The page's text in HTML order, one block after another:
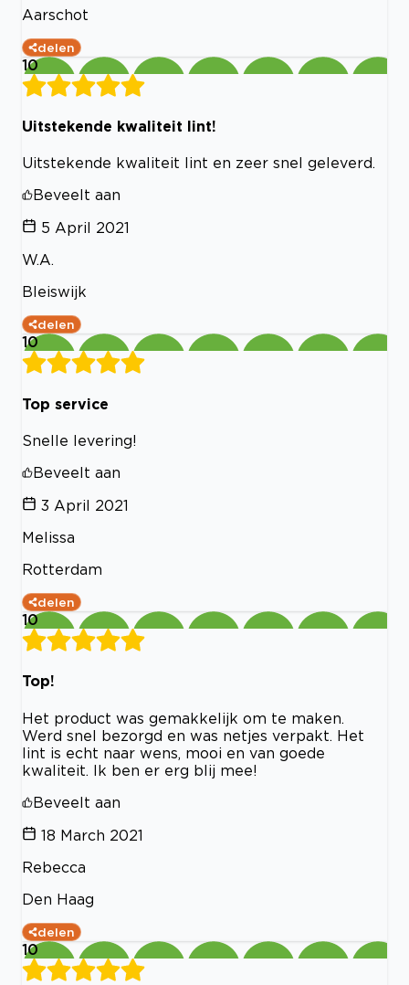
Aarschot
delen
10
Uitstekende kwaliteit lint!
Uitstekende kwaliteit lint en zeer snel geleverd.
Beveelt aan
5 April 2021
W.A.
Bleiswijk
delen
10
Top service
Snelle levering!
Beveelt aan
3 April 2021
Melissa
Rotterdam
delen
10
Top!
Het product was gemakkelijk om te maken.
Werd snel bezorgd en was netjes verpakt. Het
lint is echt naar wens, mooi en van goede
kwaliteit. Ik ben er erg blij mee!
Beveelt aan
18 March 2021
Rebecca
Den Haag
delen
10